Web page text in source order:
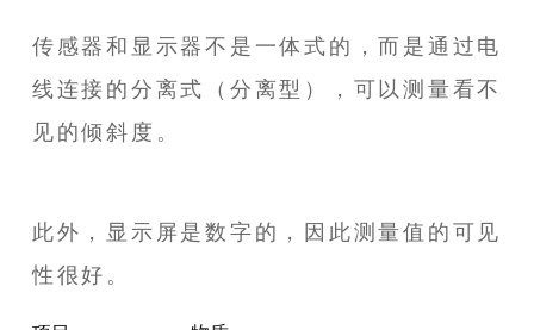
传感器和显示器不是一体式的，而是通过电
线连接的分离式（分离型），可以测量看不
见的倾斜度。
此外，显示屏是数字的，因此测量值的可见
性很好。